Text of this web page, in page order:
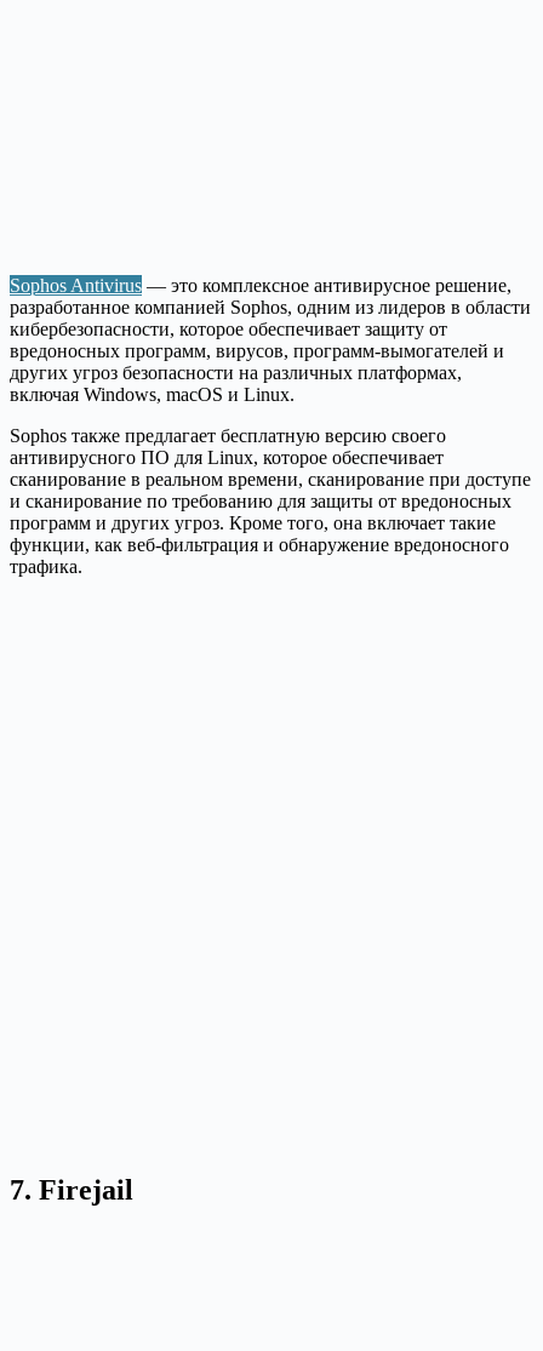
Sophos Antivirus — это комплексное антивирусное решение,
разработанное компанией Sophos, одним из лидеров в области
кибербезопасности, которое обеспечивает защиту от
вредоносных программ, вирусов, программ-вымогателей и
других угроз безопасности на различных платформах,
включая Windows, macOS и Linux.
Sophos также предлагает бесплатную версию своего
антивирусного ПО для Linux, которое обеспечивает
сканирование в реальном времени, сканирование при доступе
и сканирование по требованию для защиты от вредоносных
программ и других угроз. Кроме того, она включает такие
функции, как веб-фильтрация и обнаружение вредоносного
трафика.
7. Firejail